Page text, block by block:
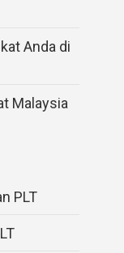
Anda di
Malaysia
PLT